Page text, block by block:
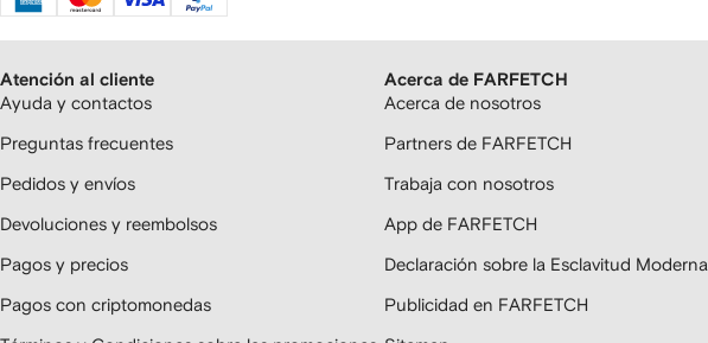
Atención al cliente
Ayuda y contactos
Preguntas frecuentes
Pedidos y envíos
Devoluciones y reembolsos
Pagos y precios
Pagos con criptomonedas
Acerca de FARFETCH
Acerca de nosotros
Partners de FARFETCH
Trabaja con nosotros
App de FARFETCH
Declaración sobre la Esclavitud Moderna
Publicidad en FARFETCH